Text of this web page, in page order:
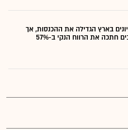
בארץ הגדילה את ההכנסות, אך
חתכה את הרווח הנקי ב-57%